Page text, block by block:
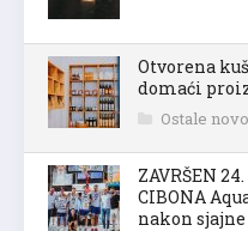
Otvorena
domaći
Ostale
ZAVRŠEN
CIBONA
nakon